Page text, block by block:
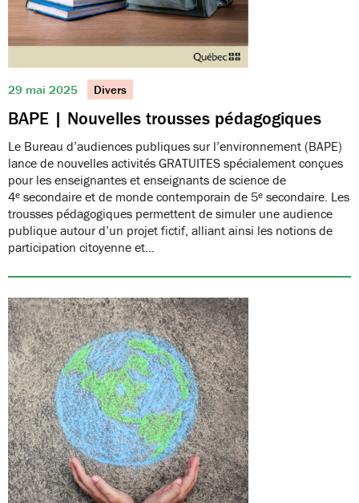
29 mai 2025 Divers
BAPE | Nouvelles trousses pédagogiques
Le Bureau d’audiences publiques sur l’environnement (BAPE)
lance de nouvelles activités GRATUITES spécialement conçues
pour les enseignantes et enseignants de science de
4ᵉ secondaire et de monde contemporain de 5ᵉ secondaire. Les
trousses pédagogiques permettent de simuler une audience
publique autour d’un projet fictif, alliant ainsi les notions de
participation citoyenne et…